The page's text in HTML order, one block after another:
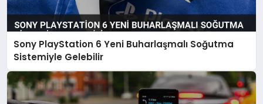
Sony PlayStation 6 Yeni Buharlaşmalı Soğutma
Sistemiyle Gelebilir